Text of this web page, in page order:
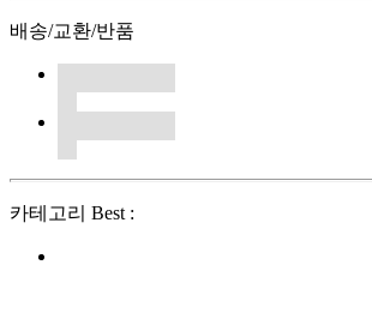
배송/교환/반품
카테고리 Best :